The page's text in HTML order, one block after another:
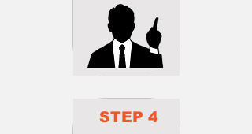
​STEP 4